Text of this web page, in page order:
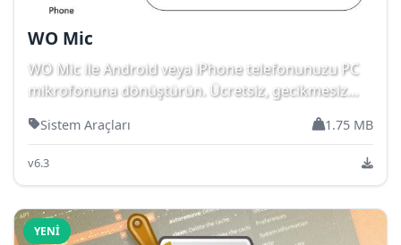
WO Mic
WO Mic ile Android veya iPhone telefonunuzu PC
mikrofonuna dönüştürün. Ücretsiz, gecikmesiz
Sistem Araçları 1.75 MB
v6.3
YENI